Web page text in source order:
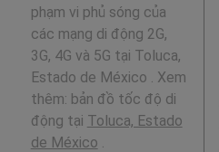
phạm vi phủ sóng của
các mạng di động 2G,
3G, 4G và 5G tại Toluca,
Estado de México . Xem
thêm: bản đồ tốc độ di
động tại Toluca, Estado
de México